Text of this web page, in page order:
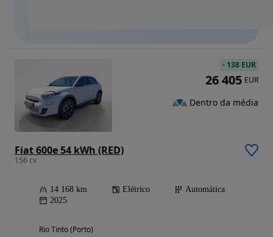
Fiat 600e 54 kWh (RED)
156 cv
14 168 km Elétrico
Automática
2025
Rio Tinto (Porto)
- 138 EUR
26 405 EUR
Dentro da média